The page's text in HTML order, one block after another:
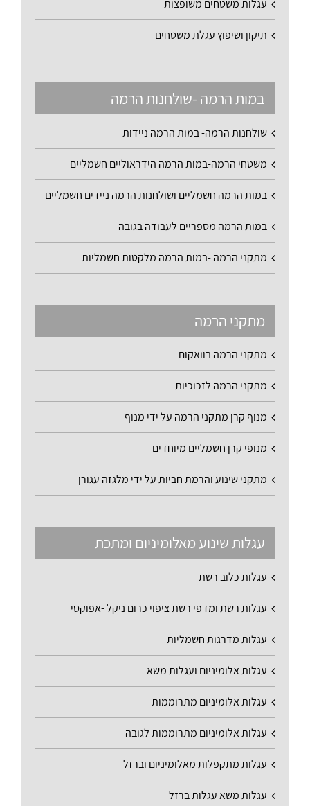
עגלות משטחים משופצות
תיקון ושיפוץ עגלת משטחים
במות הרמה -שולחנות הרמה
שולחנות הרמה- במות הרמה ניידות
משטחי הרמה-במות הרמה הידראוליים חשמליים
במות הרמה חשמליים ושולחנות הרמה ניידים חשמליים
במות הרמה מספריים לעבודה בגובה
מתקני הרמה -במות הרמה מלקטות חשמליות
מתקני הרמה
מתקני הרמה בוואקום
מתקני הרמה לזכוכיות
מנוף קרן מתקני הרמה על ידי מנוף
מנופי קרן חשמליים מיוחדים
מתקני שינוע והרמת חביות על ידי מלגזה עגורן
עגלות שינוע מאלומיניום ומתכת
עגלות כלוב רשת
עגלות רשת ומדפי רשת ציפוי כרום ניקל -אפוקסי
עגלות מדרגות חשמליות
עגלות אלומיניום ועגלות משא
עגלות אלומיניום מתרוממות
עגלות אלומיניום מתרוממות לגובה
עגלות מתקפלות מאלומיניום וברזל
עגלות משא עגלות ברזל